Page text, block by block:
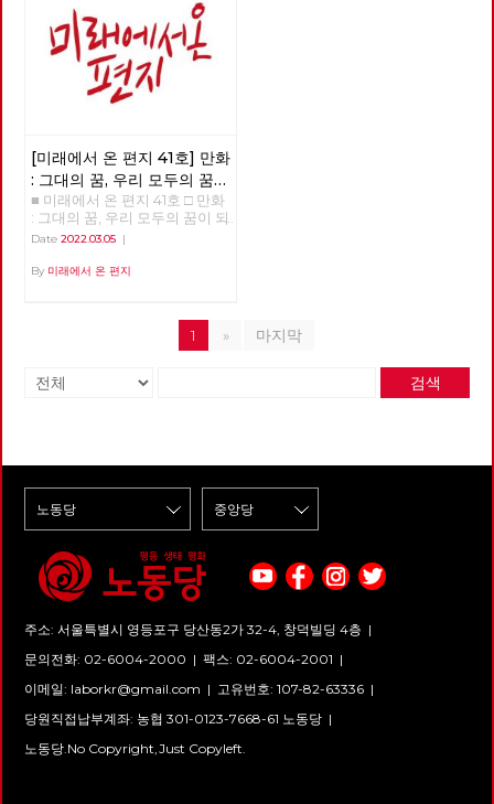
[미래에서 온 편지 41호] 만화
: 그대의 꿈, 우리 모두의 꿈이
되어
■ 미래에서 온 편지 41호 □ 만화
: 그대의 꿈, 우리 모두의 꿈이 되
어 >>>>>> 업로드 준비중
Date 2022.03.05 |
By 미래에서 온 편지
1 » 마지막
검색
주소: 서울특별시 영등포구 당산동2가 32-4, 창덕빌딩 4층 |
문의전화: 02-6004-2000 | 팩스: 02-6004-2001 |
이메일: laborkr@gmail.com | 고유번호: 107-82-63336 |
당원직접납부계좌: 농협 301-0123-7668-61 노동당 |
노동당.No Copyright,Just Copyleft.